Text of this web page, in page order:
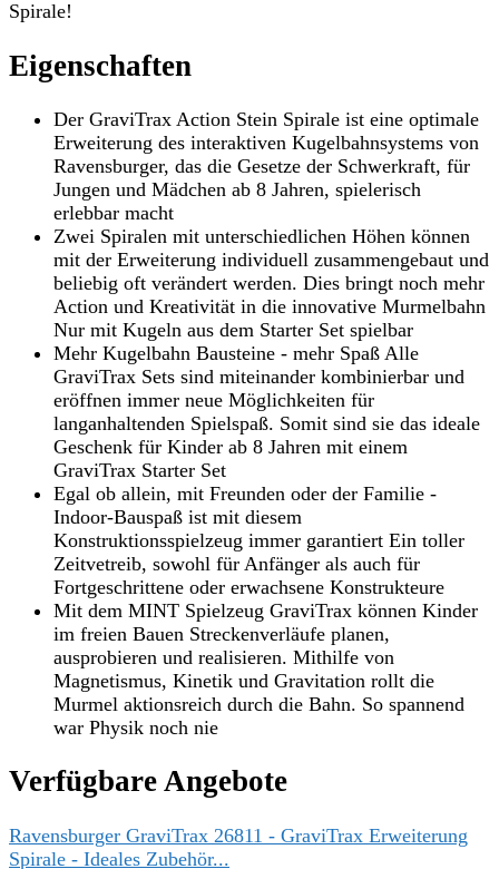
Spirale!
Eigenschaften
Der GraviTrax Action Stein Spirale ist eine optimale
Erweiterung des interaktiven Kugelbahnsystems von
Ravensburger, das die Gesetze der Schwerkraft, für
Jungen und Mädchen ab 8 Jahren, spielerisch
erlebbar macht
Zwei Spiralen mit unterschiedlichen Höhen können
mit der Erweiterung individuell zusammengebaut und
beliebig oft verändert werden. Dies bringt noch mehr
Action und Kreativität in die innovative Murmelbahn
Nur mit Kugeln aus dem Starter Set spielbar
Mehr Kugelbahn Bausteine - mehr Spaß Alle
GraviTrax Sets sind miteinander kombinierbar und
eröffnen immer neue Möglichkeiten für
langanhaltenden Spielspaß. Somit sind sie das ideale
Geschenk für Kinder ab 8 Jahren mit einem
GraviTrax Starter Set
Egal ob allein, mit Freunden oder der Familie -
Indoor-Bauspaß ist mit diesem
Konstruktionsspielzeug immer garantiert Ein toller
Zeitvetreib, sowohl für Anfänger als auch für
Fortgeschrittene oder erwachsene Konstrukteure
Mit dem MINT Spielzeug GraviTrax können Kinder
im freien Bauen Streckenverläufe planen,
ausprobieren und realisieren. Mithilfe von
Magnetismus, Kinetik und Gravitation rollt die
Murmel aktionsreich durch die Bahn. So spannend
war Physik noch nie
Verfügbare Angebote
Ravensburger GraviTrax 26811 - GraviTrax Erweiterung
Spirale - Ideales Zubehör...